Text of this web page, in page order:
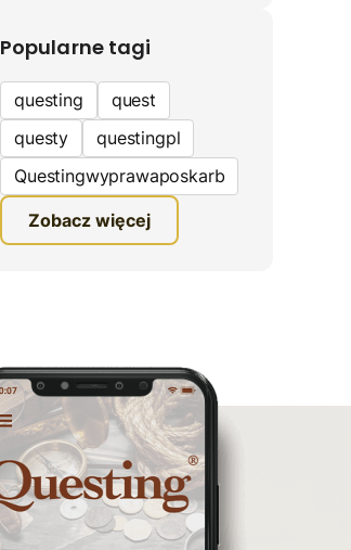
Popularne tagi
questing
quest
questy
questingpl
Questingwyprawaposkarb
edukacyjna gra terenowa
fundacja questingu
gra terenowa
Quest Mazurski
inauguracja questów
questing wyprawa po
skarb
inauguracja questu
Zobacz więcej